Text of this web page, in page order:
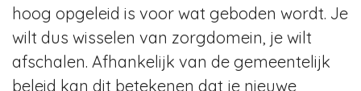
hoog opgeleid is voor wat geboden wordt. Je
wilt dus wisselen van zorgdomein, je wilt
afschalen. Afhankelijk van de gemeentelijk
beleid kan dit betekenen dat je nieuwe